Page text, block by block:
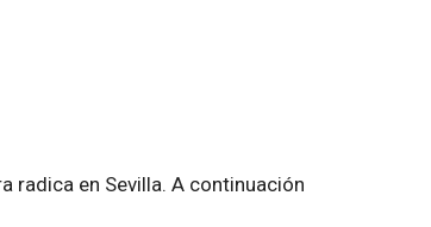
radica en Sevilla. A continuación